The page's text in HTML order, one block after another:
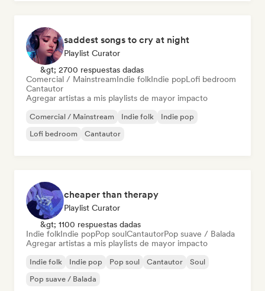
saddest songs to cry at night
Playlist Curator
&gt; 2700 respuestas dadas
Comercial / MainstreamIndie folkIndie popLofi bedroom
Cantautor
Agregar artistas a mis playlists de mayor impacto
Comercial / Mainstream Indie folk
Indie pop
Lofi bedroom
Cantautor
cheaper than therapy
Playlist Curator
&gt; 1100 respuestas dadas
Indie folkIndie popPop soulCantautorPop suave / Balada
Agregar artistas a mis playlists de mayor impacto
Indie folk Indie pop Pop soul Cantautor
Soul
Pop suave / Balada